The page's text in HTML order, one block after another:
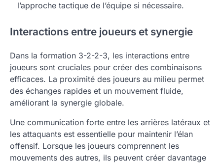
l’approche tactique de l’équipe si nécessaire.
Interactions entre joueurs et synergie
Dans la formation 3-2-2-3, les interactions entre
joueurs sont cruciales pour créer des combinaisons
efficaces. La proximité des joueurs au milieu permet
des échanges rapides et un mouvement fluide,
améliorant la synergie globale.
Une communication forte entre les arrières latéraux et
les attaquants est essentielle pour maintenir l’élan
offensif. Lorsque les joueurs comprennent les
mouvements des autres, ils peuvent créer davantage